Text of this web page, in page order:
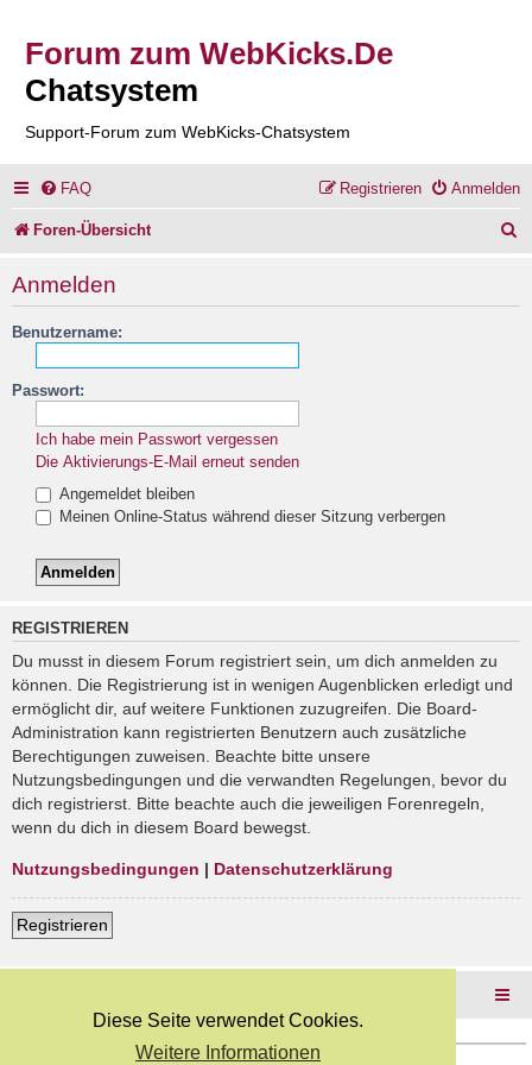
Diese Seite verwendet Cookies.
Weitere Informationen
Forum zum WebKicks.De
Chatsystem
Support-Forum zum WebKicks-Chatsystem
FAQ Anmelden
Registrieren
Foren-Übersicht
Anmelden
Benutzername:
Passwort:
Ich habe mein Passwort vergessen
Die Aktivierungs-E-Mail erneut senden
Angemeldet bleiben
Meinen Online-Status während dieser Sitzung verbergen
REGISTRIEREN
Du musst in diesem Forum registriert sein, um dich anmelden zu
können. Die Registrierung ist in wenigen Augenblicken erledigt und
ermöglicht dir, auf weitere Funktionen zuzugreifen. Die Board-
Administration kann registrierten Benutzern auch zusätzliche
Berechtigungen zuweisen. Beachte bitte unsere
Nutzungsbedingungen und die verwandten Regelungen, bevor du
dich registrierst. Bitte beachte auch die jeweiligen Forenregeln,
wenn du dich in diesem Board bewegst.
Nutzungsbedingungen | Datenschutzerklärung
Registrieren